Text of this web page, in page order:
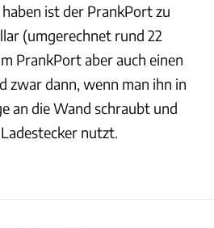
ist der PrankPort zu
(umgerechnet rund 22
PrankPort aber auch einen
zwar dann, wenn man ihn in
an die Wand schraubt und
nutzt.